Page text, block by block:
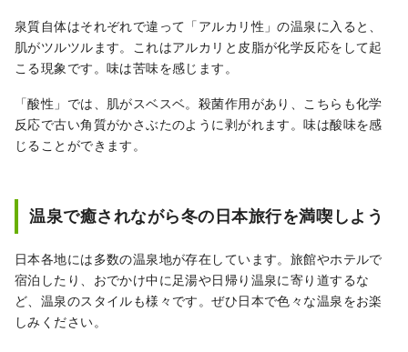
泉質自体はそれぞれで違って「アルカリ性」の温泉に入ると、
肌がツルツルます。これはアルカリと皮脂が化学反応をして起
こる現象です。味は苦味を感じます。
「酸性」では、肌がスベスベ。殺菌作用があり、こちらも化学
反応で古い角質がかさぶたのように剥がれます。味は酸味を感
じることができます。
温泉で癒されながら冬の日本旅行を満喫しよう
日本各地には多数の温泉地が存在しています。旅館やホテルで
宿泊したり、おでかけ中に足湯や日帰り温泉に寄り道するな
ど、温泉のスタイルも様々です。ぜひ日本で色々な温泉をお楽
しみください。